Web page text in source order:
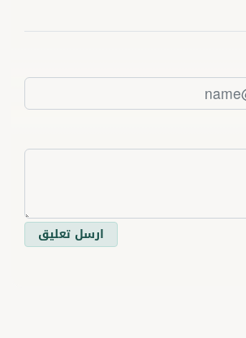
ارسل تعليق